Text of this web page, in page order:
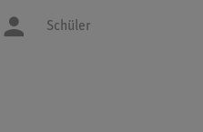
Schüler